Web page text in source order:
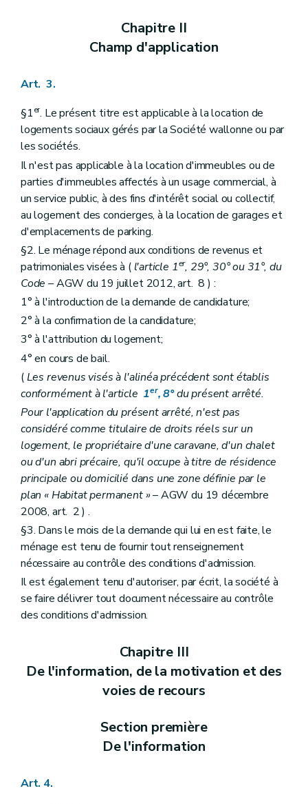
Chapitre II
Champ d'application
Art. 3.
§1er. Le présent titre est applicable à la location de
logements sociaux gérés par la Société wallonne ou par
les sociétés.
Il n'est pas applicable à la location d'immeubles ou de
parties d'immeubles affectés à un usage commercial, à
un service public, à des fins d'intérêt social ou collectif,
au logement des concierges, à la location de garages et
d'emplacements de parking.
§2. Le ménage répond aux conditions de revenus et
patrimoniales visées à ( l'article 1er, 29°, 30° ou 31°, du
Code – AGW du 19 juillet 2012, art. 8 ) :
1° à l'introduction de la demande de candidature;
2° à la confirmation de la candidature;
3° à l'attribution du logement;
4° en cours de bail.
(Les revenus visés à l'alinéa précédent sont établis
conformément à l'article 1er, 8°du présent arrêté.
Pour l'application du présent arrêté, n'est pas
considéré comme titulaire de droits réels sur un
logement, le propriétaire d'une caravane, d'un chalet
ou d'un abri précaire, qu'il occupe à titre de résidence
principale ou domicilié dans une zone définie par le
plan « Habitat permanent »– AGW du 19 décembre
2008, art. 2 ) .
§3. Dans le mois de la demande qui lui en est faite, le
ménage est tenu de fournir tout renseignement
nécessaire au contrôle des conditions d'admission.
Il est également tenu d'autoriser, par écrit, la société à
se faire délivrer tout document nécessaire au contrôle
des conditions d'admission.
Chapitre III
De l'information, de la motivation et des
voies de recours
Section première
De l'information
Art. 4.